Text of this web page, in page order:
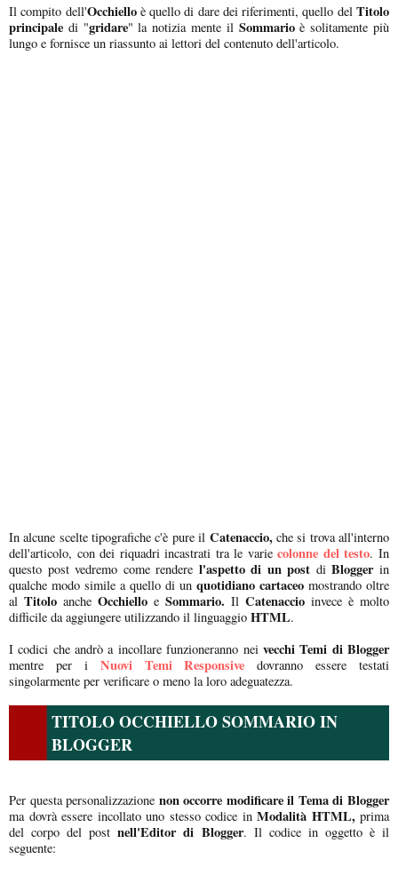
Il compito dell'Occhielloè quello di dare dei riferimenti, quello delTitolo
principale di "gridare" la notizia mente ilSommarioè solitamente più
lungo e fornisce un riassunto ai lettori del contenuto dell'articolo.
In alcune scelte tipografiche c'è pure il Catenaccio,che si trova all'interno
dell'articolo, con dei riquadri incastrati tra le varie colonne del testo. In
questo post vedremo come rendere l'aspetto di un post diBloggerin
qualche modo simile a quello di un quotidiano cartaceo mostrando oltre
al Titolo anche Occhiello e Sommario. Il Catenaccio invece è molto
difficile da aggiungere utilizzando il linguaggio HTML.
I codici che andrò a incollare funzioneranno nei vecchi Temi di Blogger
mentre per i Nuovi Temi Responsive dovranno essere testati
singolarmente per verificare o meno la loro adeguatezza.
TITOLO OCCHIELLO SOMMARIO IN
BLOGGER
Per questa personalizzazione non occorre modificare il Tema di Blogger
ma dovrà essere incollato uno stesso codice in Modalità HTML,prima
del corpo del postnell'Editor di Blogger. Il codice in oggetto è il
seguente: